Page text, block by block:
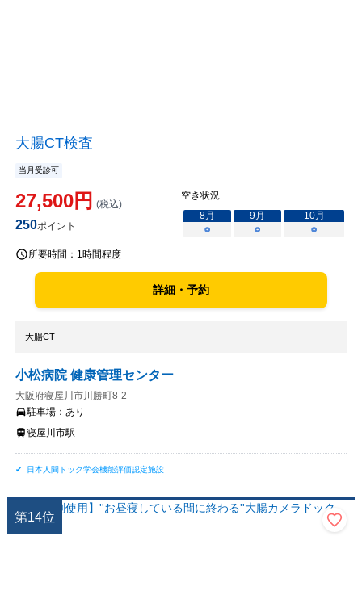
大腸CT検査
当月受診可
27,500円 (税込)
250ポイント
空き状況
8月 9月 10月
○
○ ○
所要時間： 1時間程度
詳細・予約
大腸CT
小松病院 健康管理センター
大阪府寝屋川市川勝町8-2
駐車場： あり
寝屋川市駅
日本人間ドック学会機能評価認定施設
第14位